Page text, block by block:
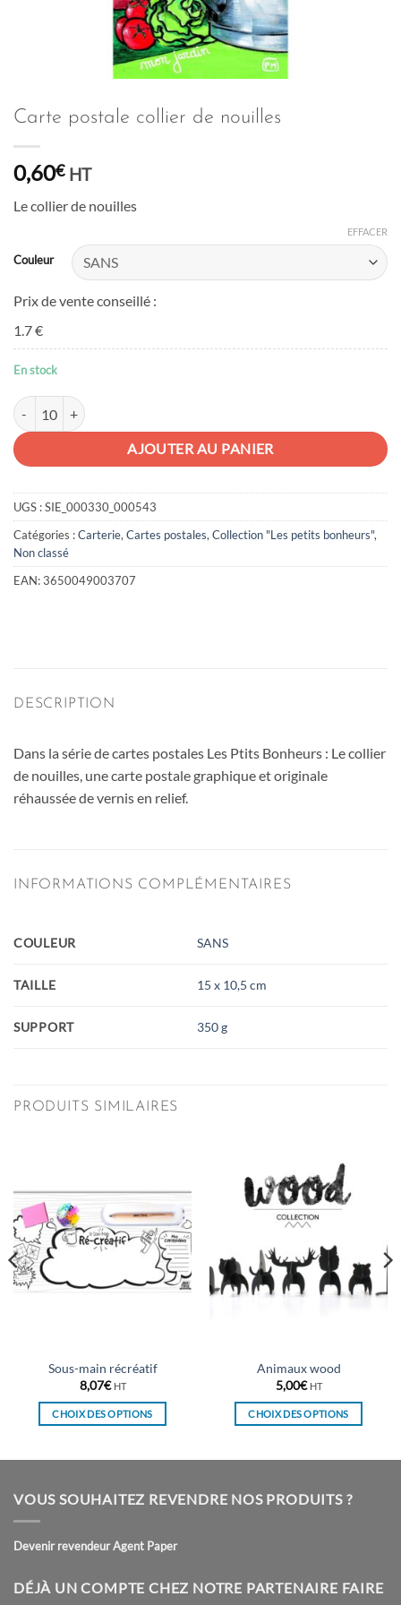
Carte postale collier de nouilles
0,60€ HT
Le collier de nouilles
Couleur
EFFACER
Prix de vente conseillé :
1.7 €
En stock
quantité de Carte postale collier de nouilles
AJOUTER AU PANIER
UGS :SIE_000330_000543
Catégories :Carterie, Cartes postales, Collection "Les petits bonheurs",
Non classé
EAN:3650049003707
DESCRIPTION
Dans la série de cartes postales Les Ptits Bonheurs : Le collier
de nouilles, une carte postale graphique et originale
réhaussée de vernis en relief.
INFORMATIONS COMPLÉMENTAIRES
COULEUR SANS
TAILLE 15 x 10,5 cm
SUPPORT 350 g
PRODUITS SIMILAIRES
Sous-main récréatif
8,07€ HT
CHOIX DES OPTIONS
variations.
options
être
Animaux wood
5,00€ HT
CHOIX DES OPTIONS
variations.
être
VOUS SOUHAITEZ REVENDRE NOS PRODUITS ?
Devenir revendeur Agent Paper
DÉJÀ UN COMPTE CHEZ NOTRE PARTENAIRE FAIRE